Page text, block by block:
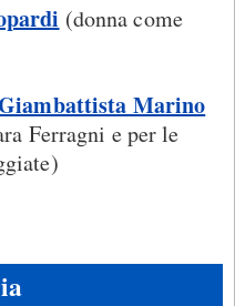
(donna come
Marino
Ferragni e per le